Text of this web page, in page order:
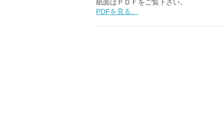
紙面はＰＤＦをご覧下さい。
PDFを見る。